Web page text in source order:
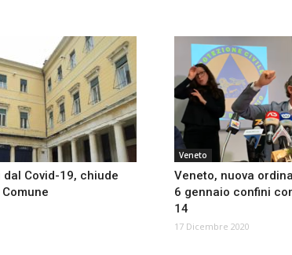
Covid-19, chiude
Veneto
Veneto, nuova
6 gennaio confini
14
17 Dicembre 2020